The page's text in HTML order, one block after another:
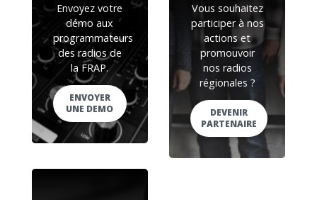
Envoyez votre
démo aux
programmateurs
des radios de
la FRAP.
ENVOYER
UNE DEMO
Vous souhaitez
participer à nos
actions et
promouvoir
nos radios
régionales ?
DEVENIR
PARTENAIRE